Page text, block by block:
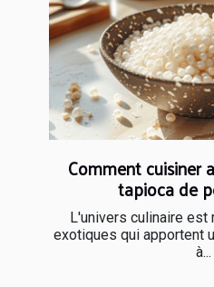
Comment cuisiner
tapioca de
L'univers culinaire est
exotiques qui apportent
à...